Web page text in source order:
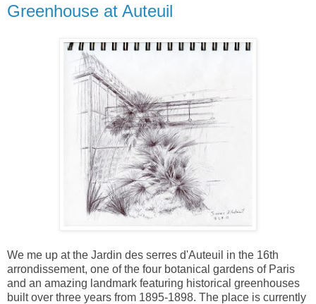
Greenhouse at Auteuil
We me up at the Jardin des serres d'Auteuil in the 16th
arrondissement, one of the four botanical gardens of Paris
and an amazing landmark featuring historical greenhouses
built over three years from 1895-1898. The place is currently